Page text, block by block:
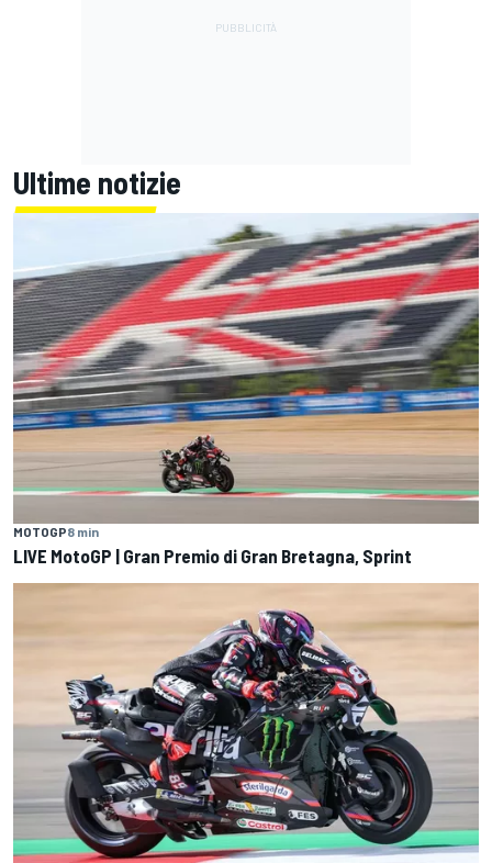
Ultime notizie
MOTOGP8 min
LIVE MotoGP | Gran Premio di Gran Bretagna, Sprint